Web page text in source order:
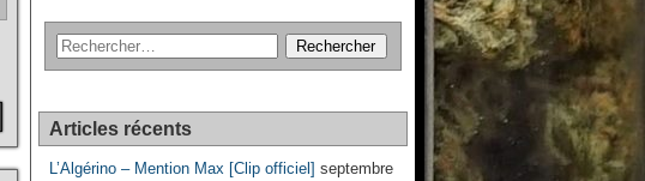
Articles récents
L’Algérino – Mention Max [Clip officiel] septembre